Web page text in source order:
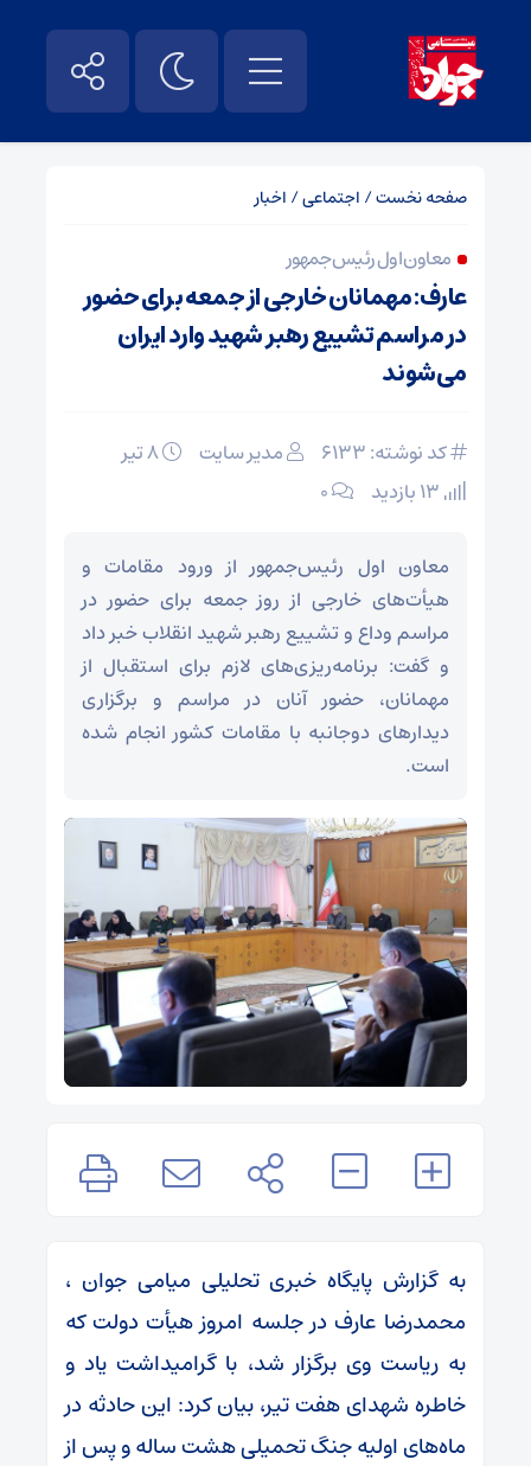
صفحه نخست/ اجتماعی/ اخبار
معاون اول رئیس‌جمهور
عارف: مهمانان خارجی از جمعه برای حضور
در مراسم تشییع رهبر شهید وارد ایران
می‌شوند
کد نوشته: 6133 مدیر سایت
۰
معاون اول رئیس‌جمهور از ورود مقامات و
هیأت‌های خارجی از روز جمعه برای حضور در
مراسم وداع و تشییع رهبر شهید انقلاب خبر داد
و گفت: برنامه‌ریزی‌های لازم برای استقبال از
مهمانان، حضور آنان در مراسم و برگزاری
دیدارهای دوجانبه با مقامات کشور انجام شده
است.
به گزارش پایگاه خبری تحلیلی میامی جوان ،
محمدرضا عارف در جلسه امروز هیأت دولت که
به ریاست وی برگزار شد، با گرامیداشت یاد و
خاطره شهدای هفت تیر، بیان کرد: این حادثه در
ماه‌های اولیه جنگ تحمیلی هشت ساله و پس از